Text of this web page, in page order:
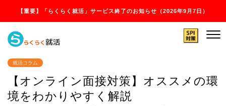
【重要】「らくらく就活」サービス終了のお知らせ（2026年9月7日）
就活コラム
【オンライン面接対策】オススメの環
境をわかりやすく解説